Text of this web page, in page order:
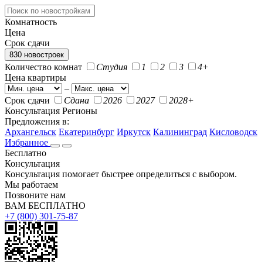
Комнатность
Цена
Срок сдачи
830 новостроек
Количество комнат Студия 1 2 3
4+
Цена квартиры
–
Срок сдачи
Сдана 2026 2027
2028+
Консультация Регионы
Предложения в:
Архангельск Екатеринбург Иркутск Калининград Кисловодск
Избранное
Бесплатно
Консультация
Консультация помогает быстрее определиться с выбором.
Мы работаем
Позвоните нам
ВАМ БЕСПЛАТНО
+7 (800) 301-75-87